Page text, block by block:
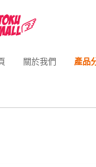
關於我們 產品